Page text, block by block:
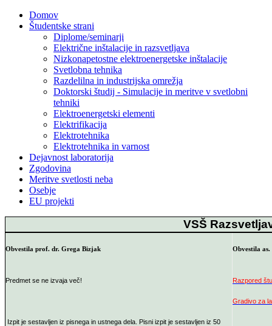
Domov
Študentske strani
Diplome/seminarji
Električne inštalacije in razsvetljava
Nizkonapetostne elektroenergetske inštalacije
Svetlobna tehnika
Razdelilna in industrijska omrežja
Doktorski študij - Simulacije in meritve v svetlobni
tehniki
Elektroenergetski elementi
Elektrifikacija
Elektrotehnika
Elektrotehnika in varnost
Dejavnost laboratorija
Zgodovina
Meritve svetlosti neba
Osebje
EU projekti
VSŠ
Obvestila prof. dr. Grega Bizjak
Predmet se ne izvaja več!
Izpit je sestavljen iz pisnega in ustnega dela. Pisni izpit je sestavljen iz 50
Obvestila
Razpored
Gradivo za